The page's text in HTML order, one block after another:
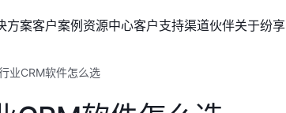
方案客户案例资源中心客户支持渠道伙伴关于纷享
业CRM软件怎么选